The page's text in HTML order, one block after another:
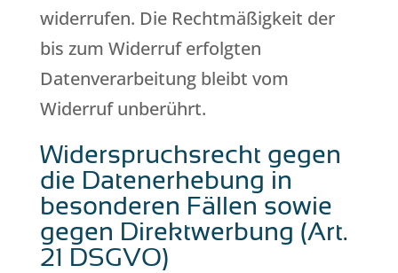
widerrufen. Die Rechtmäßigkeit der
bis zum Widerruf erfolgten
Datenverarbeitung bleibt vom
Widerruf unberührt.
Widerspruchsrecht gegen
die Datenerhebung in
besonderen Fällen sowie
gegen Direktwerbung (Art.
21 DSGVO)